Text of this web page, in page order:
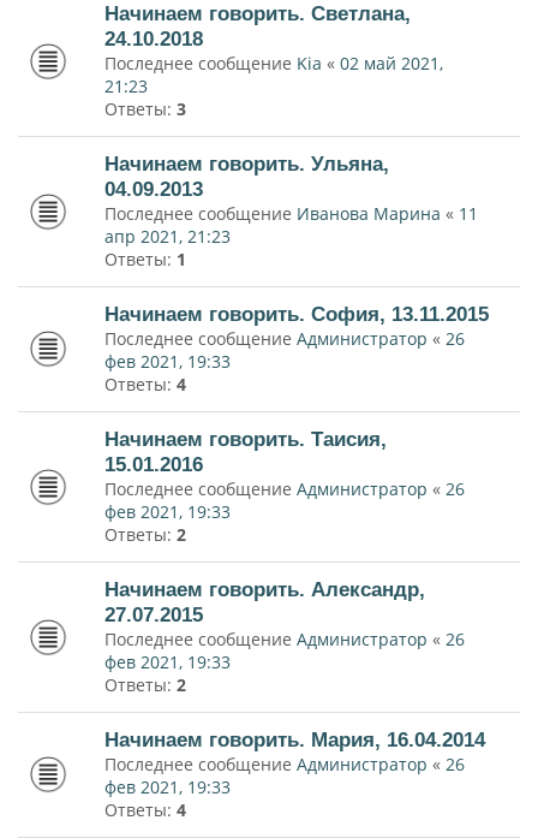
Начинаем говорить. Светлана,
24.10.2018
Последнее сообщение Kia « 02 май 2021,
21:23
Ответы: 3
Начинаем говорить. Ульяна,
04.09.2013
Последнее сообщение Иванова Марина « 11
апр 2021, 21:23
Ответы: 1
Начинаем говорить. София, 13.11.2015
Последнее сообщение Администратор « 26
фев 2021, 19:33
Ответы: 4
Начинаем говорить. Таисия,
15.01.2016
Последнее сообщение Администратор « 26
фев 2021, 19:33
Ответы: 2
Начинаем говорить. Александр,
27.07.2015
Последнее сообщение Администратор « 26
фев 2021, 19:33
Ответы: 2
Начинаем говорить. Мария, 16.04.2014
Последнее сообщение Администратор « 26
фев 2021, 19:33
Ответы: 4